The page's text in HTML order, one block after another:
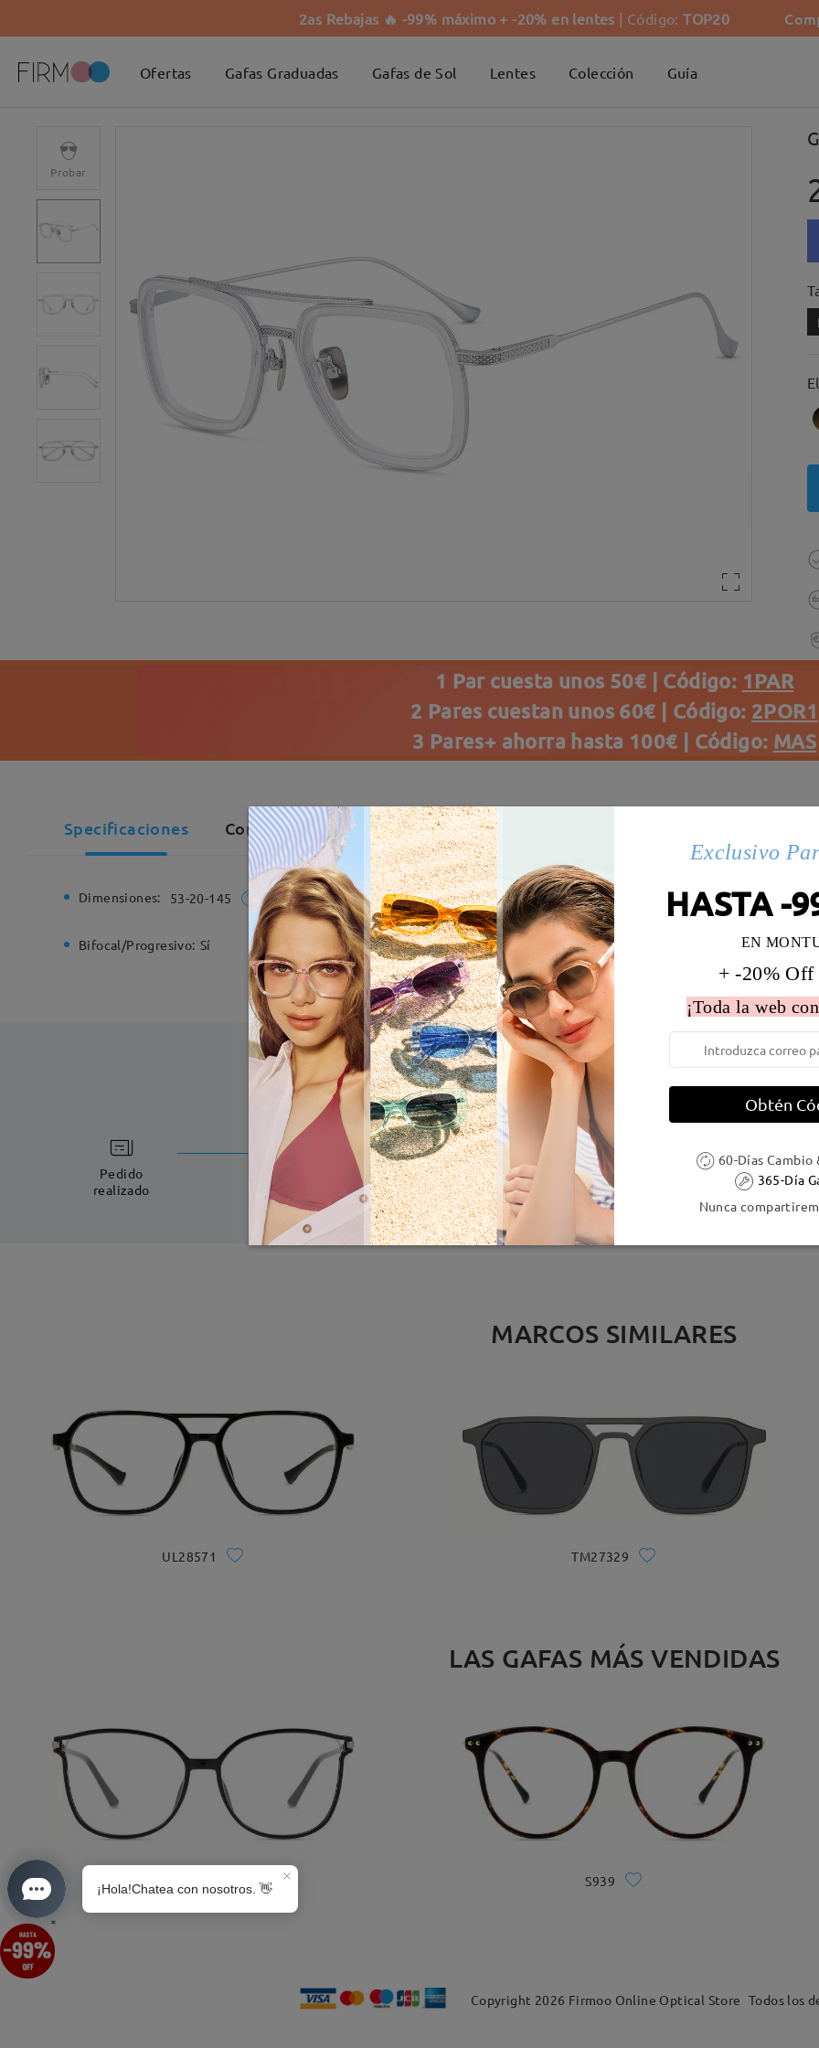
2as Rebajas 🔥 -99% máximo + -20% en lentes | Código:TOP20
Ofertas Gafas Graduadas Gafas de Sol Lentes Colección Guía
×
Probar
L
1 Par cuesta unos 50€ | Código: 1PAR
2 Pares cuestan unos 60€ | Código: 2POR1
3 Pares+ ahorra hasta 100€ | Código: MAS
Specificaciones Comentarios de Clientes(3)
Dimensiones: 53-20-145 Ancho de la montura: 144 mm (Largo) Diametro de lentes: 55 mm
Bifocal/Progresivo: Sí Bisagra de resorte: No Material de la montura: Tr
DELIVERY
Pedido
realizado
Fabricación
5-7 días laborales detalles
MARCOS SIMILARES
UL28571 TM27329
LAS GAFAS MÁS VENDIDAS
S939
Copyright 2026 Firmoo Online Optical Store Todos los
Exclusivo
HASTA -
EN
+ -20% Off
¡Toda la web
Obtén
60-Días Cambio
365-Día
Nunca